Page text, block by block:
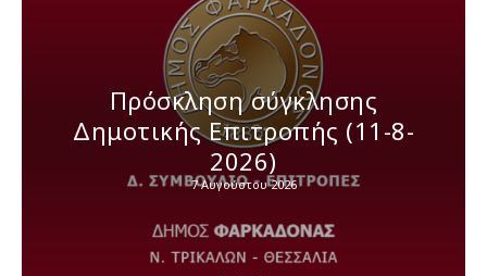
Πρόσκληση σύγκλησης
Δημοτικής Επιτροπής (11-8-
2026)
7 Αυγούστου 2026